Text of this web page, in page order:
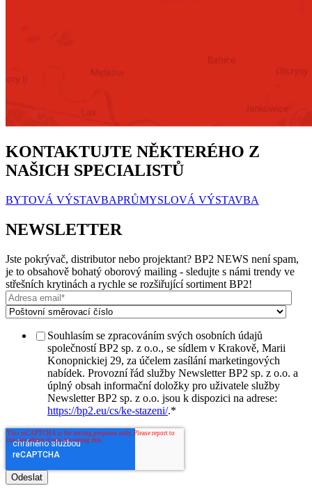
KONTAKTUJTE NĚKTERÉHO Z
NAŠICH SPECIALISTŮ
BYTOVÁ VÝSTAVBAPRŮMYSLOVÁ VÝSTAVBA
NEWSLETTER
Jste pokrývač, distributor nebo projektant? BP2 NEWS není spam,
je to obsahově bohatý oborový mailing - sledujte s námi trendy ve
střešních krytinách a rychle se rozšiřující sortiment BP2!
Souhlasím se zpracováním svých osobních údajů
společností BP2 sp. z o.o., se sídlem v Krakově, Marii
Konopnickiej 29, za účelem zasílání marketingových
nabídek. Provozní řád služby Newsletter BP2 sp. z o.o. a
úplný obsah informační doložky pro uživatele služby
Newsletter BP2 sp. z o.o. jsou k dispozici na adrese:
https://bp2.eu/cs/ke-stazeni/.*